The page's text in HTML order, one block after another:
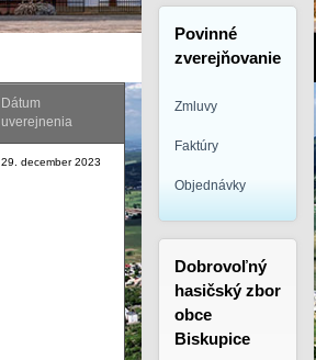
Dátum
uverejnenia
29. december 2023
Povinné
zverejňovanie
Zmluvy
Faktúry
Objednávky
Dobrovoľný
hasičský zbor
obce
Biskupice